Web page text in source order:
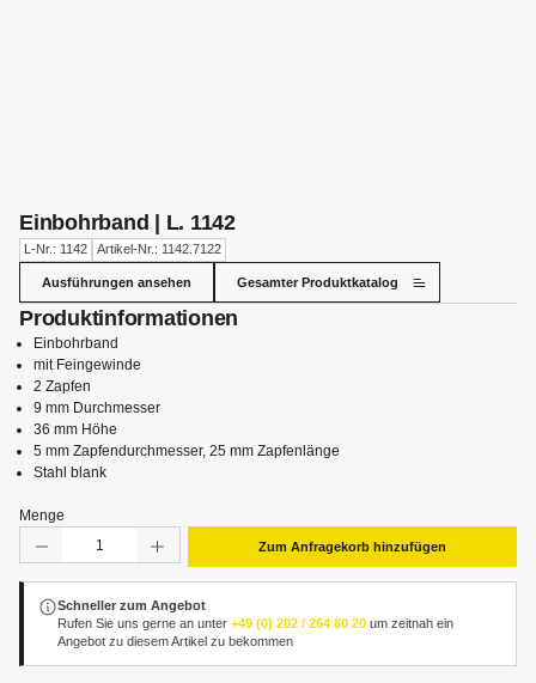
Einbohrband | L. 1142
L-Nr.: 1142 Artikel-Nr.: 1142.7122
Ausführungen ansehen Gesamter Produktkatalog
Produktinformationen
Einbohrband
mit Feingewinde
2 Zapfen
9 mm Durchmesser
36 mm Höhe
5 mm Zapfendurchmesser, 25 mm Zapfenlänge
Stahl blank
Menge
Produkt Anzahl: Gib den gewünschten Wert ein oder
Zum Anfragekorb hinzufügen
Schneller zum Angebot
Rufen Sie uns gerne an unter+49 (0) 202 / 264 80 20 um zeitnah ein
Angebot zu diesem Artikel zu bekommen